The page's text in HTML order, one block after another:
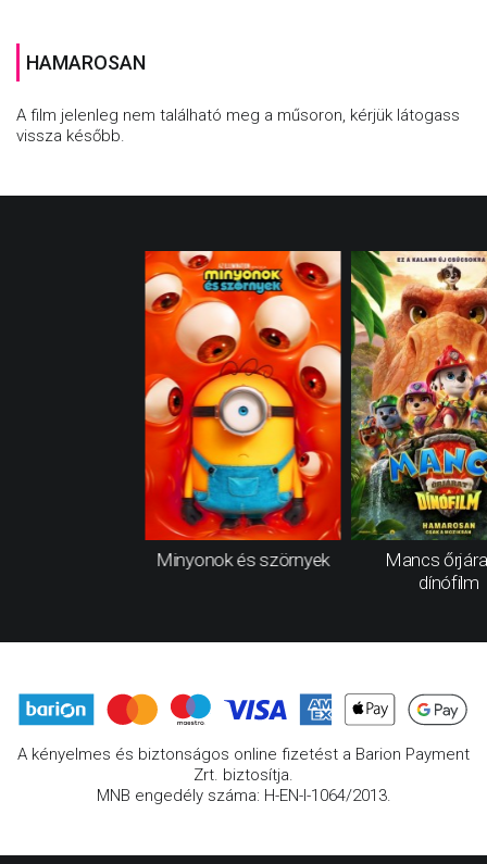
HAMAROSAN
A film jelenleg nem található meg a műsoron, kérjük látogass
vissza később.
Minyonok és szörnyek
Mancs
dínófilm
A kényelmes és biztonságos online fizetést a Barion Payment
Zrt. biztosítja.
MNB engedély száma: H-EN-I-1064/2013.